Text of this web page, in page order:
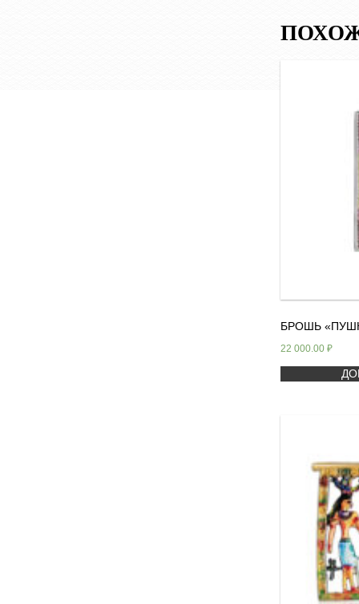
БРОШЬ
22 000.00 ₽